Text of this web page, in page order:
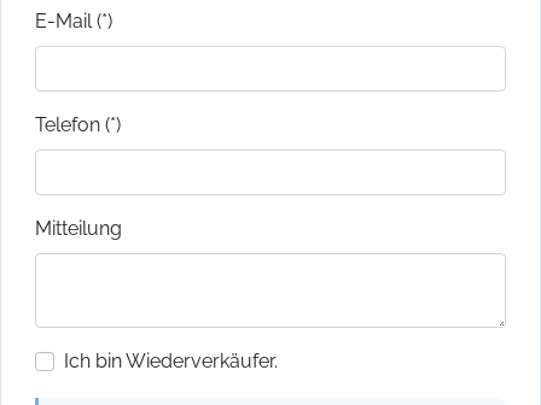
E-Mail (*)
Telefon (*)
Mitteilung
Ich bin Wiederverkäufer.